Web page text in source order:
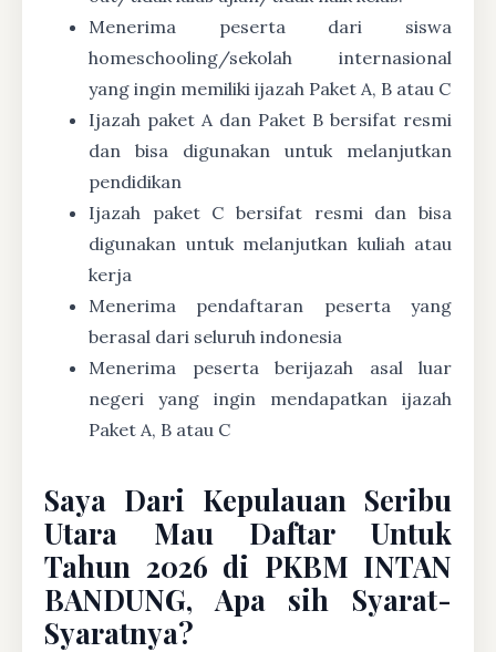
Menerima peserta dari siswa
homeschooling/sekolah internasional
yang ingin memiliki ijazah Paket A, B atau C
Ijazah paket A dan Paket B bersifat resmi
dan bisa digunakan untuk melanjutkan
pendidikan
Ijazah paket C bersifat resmi dan bisa
digunakan untuk melanjutkan kuliah atau
kerja
Menerima pendaftaran peserta yang
berasal dari seluruh indonesia
Menerima peserta berijazah asal luar
negeri yang ingin mendapatkan ijazah
Paket A, B atau C
Saya Dari Kepulauan Seribu
Utara Mau Daftar Untuk
Tahun 2026 di PKBM INTAN
BANDUNG, Apa sih Syarat-
Syaratnya?